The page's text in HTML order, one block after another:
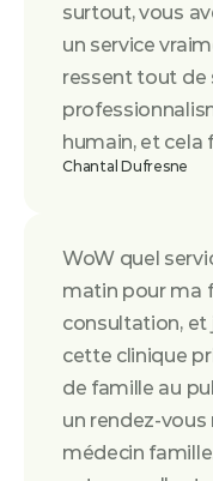
surtout, vous
un service
ressent tout de
humain, et cela
Chantal Dufresne
WoW quel
matin pour ma
consultation, et
cette clinique
de famille au
un rendez-
médecin